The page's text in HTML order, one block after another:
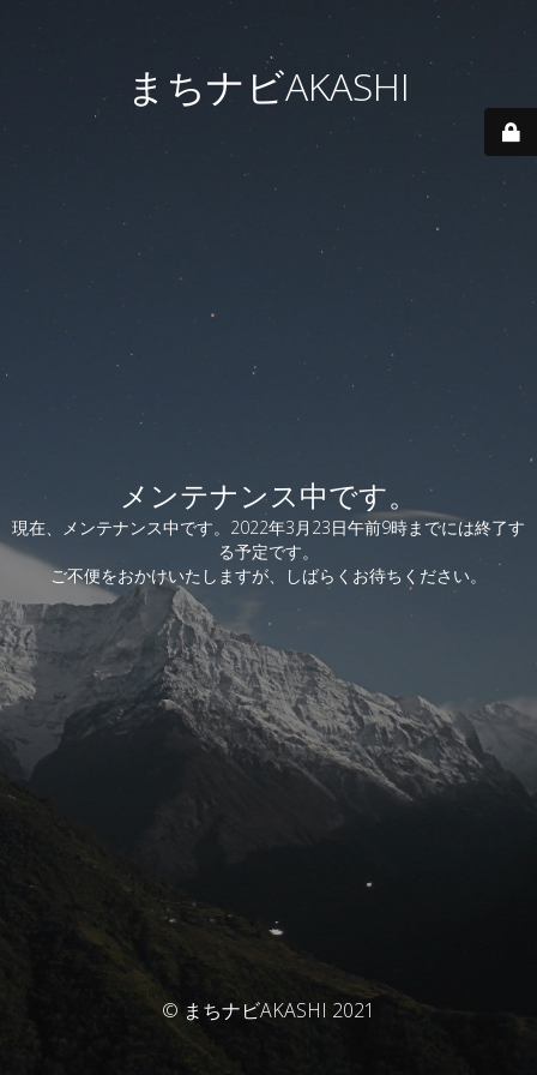
まちナビAKASHI
メンテナンス中です。
現在、メンテナンス中です。2022年3月23日午前9時までには終了す
る予定です。
ご不便をおかけいたしますが、しばらくお待ちください。
© まちナビAKASHI 2021